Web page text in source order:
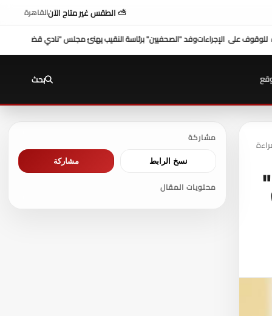
⛅ الطقس غير متاح الآنالقاهرة
شكري عازر منسق لجنة الدفاع عن أموال التأمينات:يهنئ مجلس "نادي قضاة مصر"
بحث
مشاركة
نسخ الرابط مشاركة
محتويات المقال